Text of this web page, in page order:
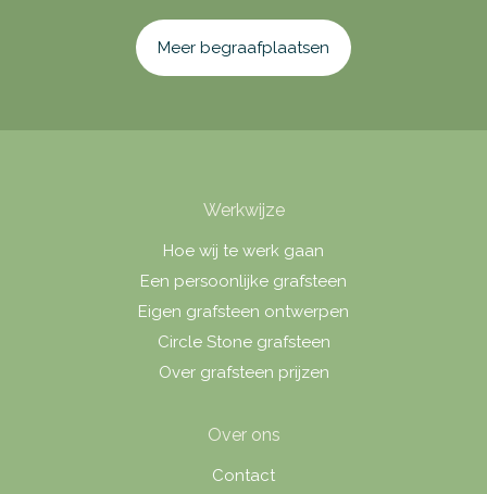
Meer begraafplaatsen
Werkwijze
Hoe wij te werk gaan
Een persoonlijke grafsteen
Eigen grafsteen ontwerpen
Circle Stone grafsteen
Over grafsteen prijzen
Over ons
Contact